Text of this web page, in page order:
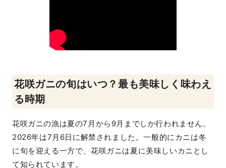
花咲ガニの旬はいつ？最も美味しく味わえ
る時期
花咲ガニの漁は夏の7月から9月までしか行われません。
2026年は7月6日に解禁されました。一般的にカニは冬
に旬を迎える一方で、花咲ガニは夏に美味しいカニとし
て知られています。